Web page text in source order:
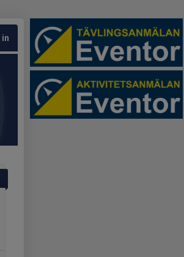
in